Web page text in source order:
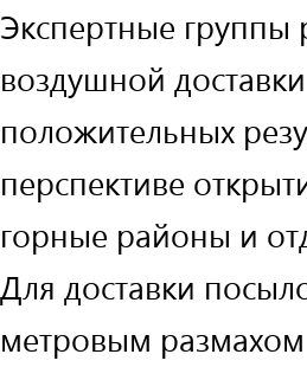
Экспертные
воздушной
положительных
перспективе
горные районы и
Для доставки
метровым